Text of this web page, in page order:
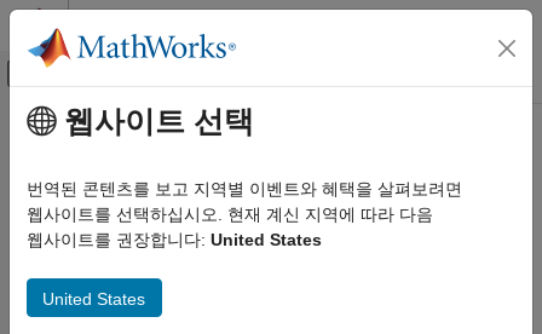
콘텐츠로 바로 가기
오프캔버스 탐색 메뉴 토글
문서 홈
Industrial Communication Toolbox
카테고리
Industrial Communication Toolbox 시작하기
OPC 표준 통신
주요 콘텐츠
이 페이지는 기계 번역을 사용하여 번역되었습니다. 영어 원문을
Modbus통신
Modbus
액세스
웹사이트 선택
번역된 콘텐츠를 보고 지역별 이벤트와 혜택을 살펴보려면
웹사이트를 선택하십시오. 현재 계신 지역에 따라 다음
웹사이트를 권장합니다: United States
United States